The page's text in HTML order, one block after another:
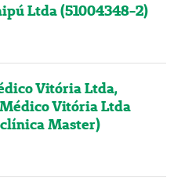
Ltda (51004348-2)
Vitória Ltda,
Vitória Ltda
Master)